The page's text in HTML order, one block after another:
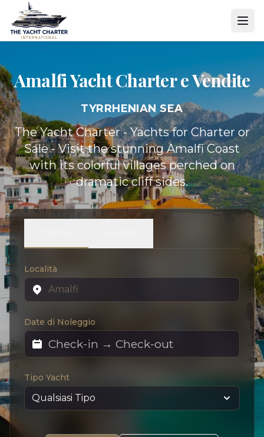
Amalfi YachtCharter e Vendite
TYRRHENIAN SEA
The Yacht Charter - Yachts for Charter or
Sale - Visit the stunning Amalfi Coast
with its colorful villages perched on
dramatic cliff sides.
Località
Date di Noleggio
Tipo Yacht